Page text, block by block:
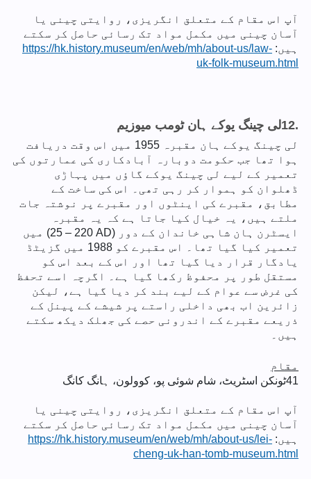
آپ اس مقام کے متعلق انگریزی، روایتی چینی یا
آسان چینی میں مکمل مواد تک رسائی حاصل کر سکتے
ہیں: https://hk.history.museum/en/web/mh/about-us/law-
uk-folk-museum.html
لی چینگ یوکے ہان ٹومب میوزیم12.
لی چینگ یوکے ہان مقبرہ 1955 میں اس وقت دریافت
ہوا تھا جب حکومت دوبارہ آبادکاری کی عمارتوں کی
تعمیر کے لیے لی چینگ یوکے گاؤں میں پہاڑی
ڈھلوان کو ہموار کر رہی تھی۔ اس کی ساخت کے
مطابق، مقبرے کی اینٹوں اور مقبرے پر نوشتہ جات
ملتے ہیں، یہ خیال کیا جاتا ہے کہ یہ مقبرہ
ایسٹرن ہان شاہی خاندان کے دور (‎25 – 220 AD‎) میں
تعمیر کیا گیا تھا۔ اس مقبرے کو 1988 میں گزیٹڈ
یادگار قرار دیا گیا تھا اور اس کے بعد اس کو
مستقل طور پر محفوظ رکھا گیا ہے۔ اگرچہ اسے تحفظ
کی غرض سے عوام کے لیے بند کر دیا گیا ہے، لیکن
زائرین اب بھی داخلی راستے پر شیشے کے پینل کے
ذریعے مقبرے کے اندرونی حصے کی جھلک دیکھ سکتے
ہیں۔
مقام
ٹونکن اسٹریٹ، شام شوئی پو، کوولون، ہانگ کانگ41
آپ اس مقام کے متعلق انگریزی، روایتی چینی یا
آسان چینی میں مکمل مواد تک رسائی حاصل کر سکتے
ہیں: https://hk.history.museum/en/web/mh/about-us/lei-
cheng-uk-han-tomb-museum.html